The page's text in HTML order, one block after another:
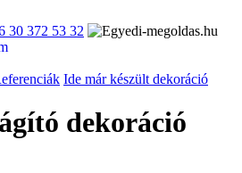
30 372 53 32
Ide már készült dekoráció
dekoráció